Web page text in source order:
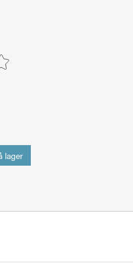
lager